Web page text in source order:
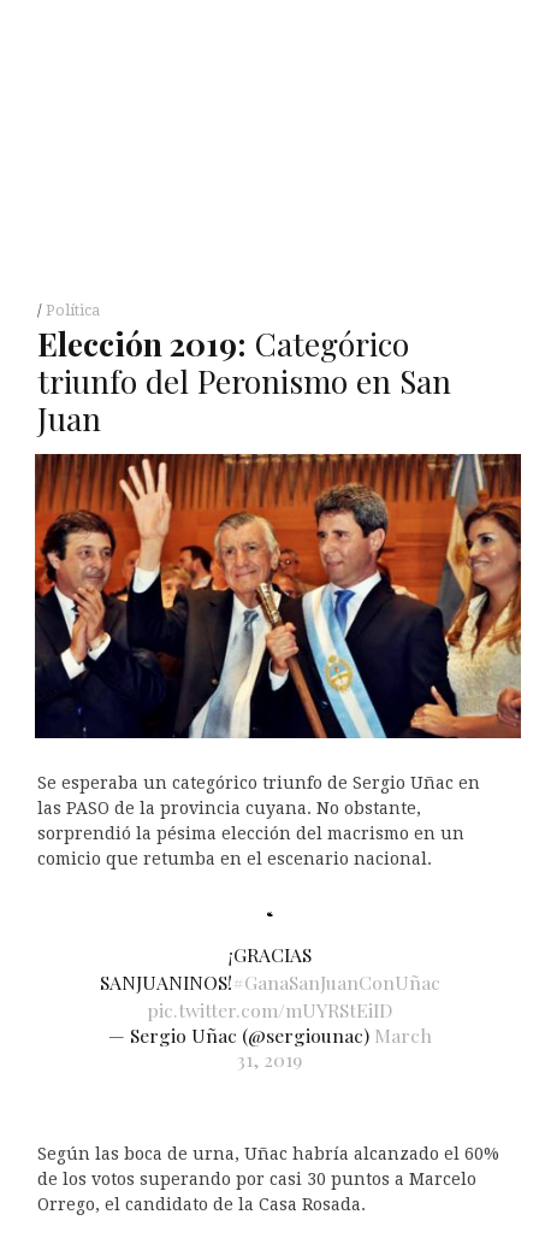
Política
Elección 2019: Categórico
triunfo del Peronismo en San
Juan
Se esperaba un categórico triunfo de Sergio Uñac en
las PASO de la provincia cuyana. No obstante,
sorprendió la pésima elección del macrismo en un
comicio que retumba en el escenario nacional.
¡GRACIAS
SANJUANINOS!#GanaSanJuanConUñac
pic.twitter.com/mUYRStEiID
— Sergio Uñac (@sergiounac) March
31, 2019
Según las boca de urna, Uñac habría alcanzado el 60%
de los votos superando por casi 30 puntos a Marcelo
Orrego, el candidato de la Casa Rosada.